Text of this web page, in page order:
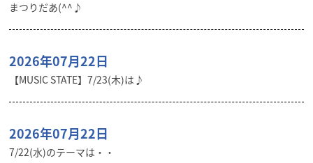
まつりだあ(^^♪
2026年07月22日
【MUSIC STATE】7/23(木)は♪
2026年07月22日
7/22(水)のテーマは・・